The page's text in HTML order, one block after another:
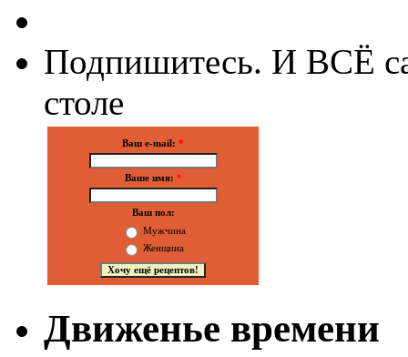
Подпишитесь. И ВСЁ
столе
Ваш e-mail: *
Ваше имя: *
Ваш пол:
Мужчина
Женщина
Движенье времени